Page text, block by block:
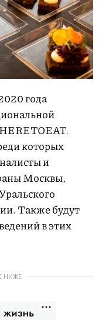
года
которых
и
Москвы,
Также будут
в этих
НИЖЕ